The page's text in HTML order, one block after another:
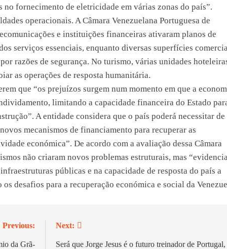
fornecimento de eletricidade em várias zonas do país”.
operacionais. A Câmara Venezuelana Portuguesa de
e instituições financeiras ativaram planos de
serviços essenciais, enquanto diversas superfícies
razões de segurança. No turismo, várias unidades
as operações de resposta humanitária.
que “os prejuízos surgem num momento em que a
limitando a capacidade financeira do Estado
A entidade considera que o país poderá necessitar de
mecanismos de financiamento para recuperar as
económica”. De acordo com a avaliação dessa Câmara
não criaram novos problemas estruturais, mas
públicas e na capacidade de resposta do país a
desafios para a recuperação económica e social da
Previous:
da Grã-
Next:
Será que Jorge Jesus é o futuro treinador de Portugal,